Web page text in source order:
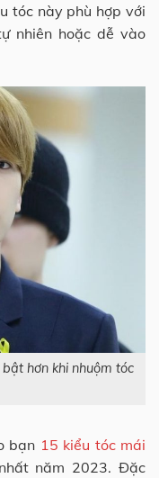
tóc này phù hợp với
nhiên hoặc dễ vào
hơn khi nhuộm tóc
bạn 15 kiểu tóc mái
năm 2023. Đặc